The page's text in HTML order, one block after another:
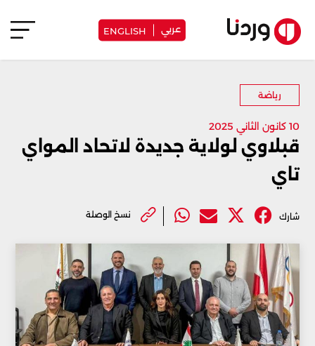
عربي ENGLISH
رياضة
10 كانون الثاني 2025
قبلاوي لولاية جديدة لاتحاد المواي
تاي
شارك نسخ الوصلة